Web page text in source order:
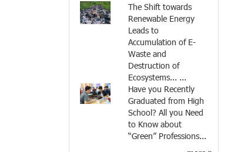
The Shift towards
Renewable Energy
Leads to
Accumulation of E-
Waste and
Destruction of
Ecosystems... ...
Have you Recently
Graduated from High
School? All you Need
to Know about
“Green” Professions...